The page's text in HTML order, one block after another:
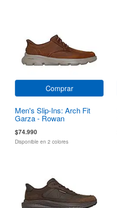
Comprar
Men's Slip-Ins: Arch Fit
Garza - Rowan
$74.990
Disponible en 2 colores